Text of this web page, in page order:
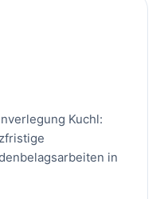
Kuchl:
in